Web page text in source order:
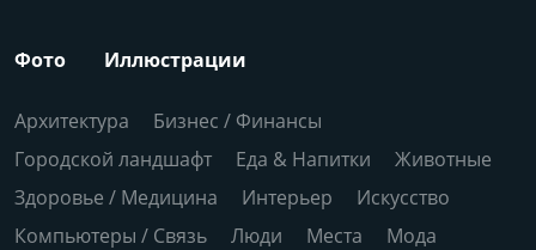
Фото Иллюстрации
Архитектура
Бизнес / Финансы
Городской ландшафт
Еда & Напитки
Животные
Здоровье / Медицина
Интерьер
Искусство
Компьютеры / Связь
Люди Места
Мода